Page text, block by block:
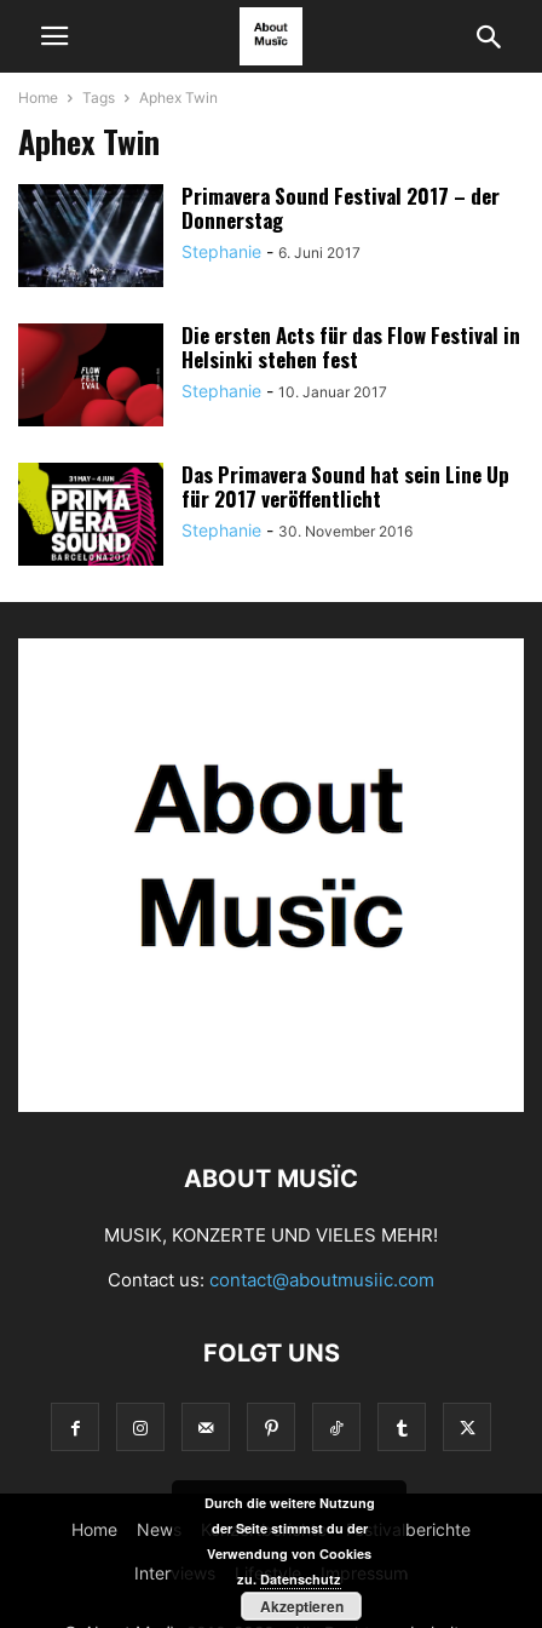
Home Tags Aphex Twin
Aphex Twin
Primavera Sound Festival 2017 – der
Donnerstag
Stephanie - 6. Juni 2017
Die ersten Acts für das Flow Festival in
Helsinki stehen fest
Stephanie - 10. Januar 2017
Das Primavera Sound hat sein Line Up
für 2017 veröffentlicht
Stephanie - 30. November 2016
ABOUT MUSÏC
MUSIK, KONZERTE UND VIELES MEHR!
Contact us: contact@aboutmusiic.com
FOLGT UNS
Home News Konzertberichte Festivalberichte
Interviews Lifestyle Impressum
Durch die weitere Nutzung
der Seite stimmst du der
Verwendung von Cookies
zu.Datenschutz
Akzeptieren